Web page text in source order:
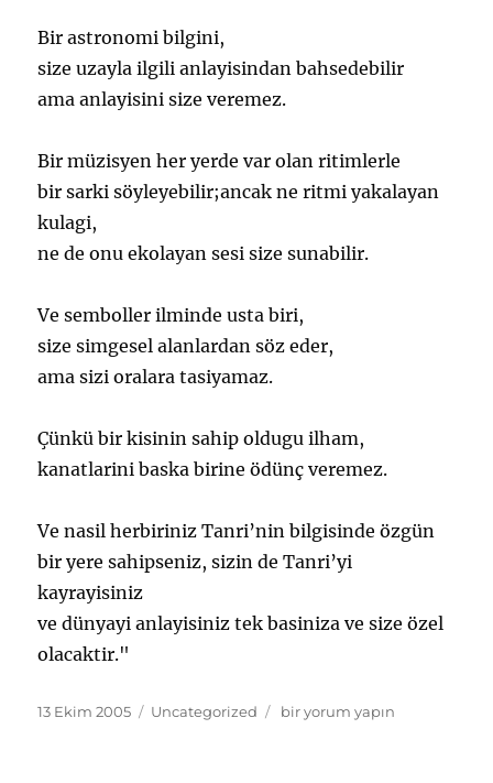
Bir astronomi bilgini,
size uzayla ilgili anlayisindan bahsedebilir
ama anlayisini size veremez.
Bir müzisyen her yerde var olan ritimlerle
bir sarki söyleyebilir;ancak ne ritmi yakalayan
kulagi,
ne de onu ekolayan sesi size sunabilir.
Ve semboller ilminde usta biri,
size simgesel alanlardan söz eder,
ama sizi oralara tasiyamaz.
Çünkü bir kisinin sahip oldugu ilham,
kanatlarini baska birine ödünç veremez.
Ve nasil herbiriniz Tanri’nin bilgisinde özgün
bir yere sahipseniz, sizin de Tanri’yi
kayrayisiniz
ve dünyayi anlayisiniz tek basiniza ve size özel
olacaktir."
Yayın
13 Ekim 2005 Kategoriler
Uncategorized
EGITIM
bir yorum yapın